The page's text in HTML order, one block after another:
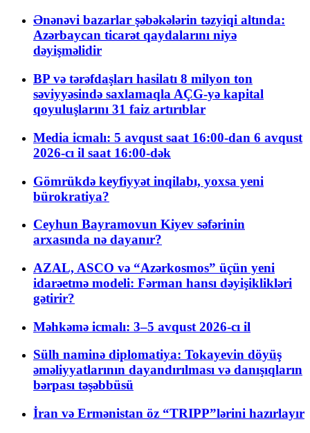
Ənənəvi bazarlar şəbəkələrin təzyiqi altında:
Azərbaycan ticarət qaydalarını niyə
dəyişməlidir
BP və tərəfdaşları hasilatı 8 milyon ton
səviyyəsində saxlamaqla AÇG-yə kapital
qoyuluşlarını 31 faiz artırıblar
Media icmalı: 5 avqust saat 16:00-dan 6 avqust
2026-cı il saat 16:00-dək
Gömrükdə keyfiyyət inqilabı, yoxsa yeni
bürokratiya?
Ceyhun Bayramovun Kiyev səfərinin
arxasında nə dayanır?
AZAL, ASCO və “Azərkosmos” üçün yeni
idarəetmə modeli: Fərman hansı dəyişiklikləri
gətirir?
Məhkəmə icmalı: 3–5 avqust 2026-cı il
Sülh naminə diplomatiya: Tokayevin döyüş
əməliyyatlarının dayandırılması və danışıqların
bərpası təşəbbüsü
İran və Ermənistan öz “TRIPP”lərini hazırlayır